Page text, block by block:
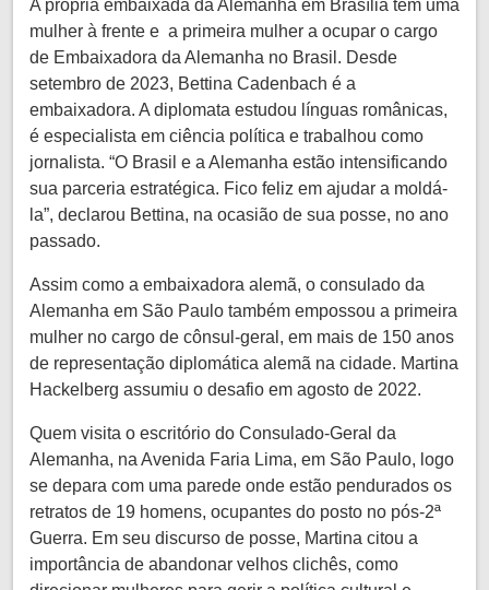
A própria embaixada da Alemanha em Brasília tem uma
mulher à frente e a primeira mulher a ocupar o cargo
de Embaixadora da Alemanha no Brasil. Desde
setembro de 2023, Bettina Cadenbach é a
embaixadora. A diplomata estudou línguas românicas,
é especialista em ciência política e trabalhou como
jornalista. “O Brasil e a Alemanha estão intensificando
sua parceria estratégica. Fico feliz em ajudar a moldá-
la”, declarou Bettina, na ocasião de sua posse, no ano
passado.
Assim como a embaixadora alemã, o consulado da
Alemanha em São Paulo também empossou a primeira
mulher no cargo de cônsul-geral, em mais de 150 anos
de representação diplomática alemã na cidade. Martina
Hackelberg assumiu o desafio em agosto de 2022.
Quem visita o escritório do Consulado-Geral da
Alemanha, na Avenida Faria Lima, em São Paulo, logo
se depara com uma parede onde estão pendurados os
retratos de 19 homens, ocupantes do posto no pós-2ª
Guerra. Em seu discurso de posse, Martina citou a
importância de abandonar velhos clichês, como